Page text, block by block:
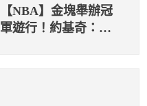
【NBA】金塊舉辦冠
軍遊行！約基奇：我